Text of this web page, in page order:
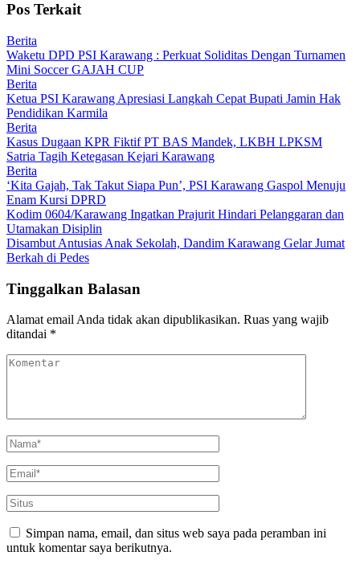
Pos Terkait
Berita
Waketu DPD PSI Karawang : Perkuat Soliditas Dengan Turnamen
Mini Soccer GAJAH CUP
Berita
Ketua PSI Karawang Apresiasi Langkah Cepat Bupati Jamin Hak
Pendidikan Karmila
Berita
Kasus Dugaan KPR Fiktif PT BAS Mandek, LKBH LPKSM
Satria Tagih Ketegasan Kejari Karawang
Berita
‘Kita Gajah, Tak Takut Siapa Pun’, PSI Karawang Gaspol Menuju
Enam Kursi DPRD
Kodim 0604/Karawang Ingatkan Prajurit Hindari Pelanggaran dan
Utamakan Disiplin
Disambut Antusias Anak Sekolah, Dandim Karawang Gelar Jumat
Berkah di Pedes
Tinggalkan Balasan
Alamat email Anda tidak akan dipublikasikan. Ruas yang wajib
ditandai *
Simpan nama, email, dan situs web saya pada peramban ini
untuk komentar saya berikutnya.